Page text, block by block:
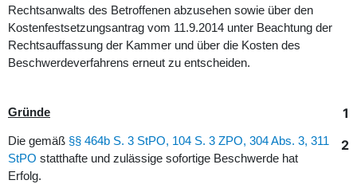
Rechtsanwalts des Betroffenen abzusehen sowie über den
Kostenfestsetzungsantrag vom 11.9.2014 unter Beachtung der
Rechtsauffassung der Kammer und über die Kosten des
Beschwerdeverfahrens erneut zu entscheiden.
1
Gründe
2
Die gemäß §§ 464b S. 3 StPO, 104 S. 3 ZPO, 304 Abs. 3, 311
StPO statthafte und zulässige sofortige Beschwerde hat
Erfolg.